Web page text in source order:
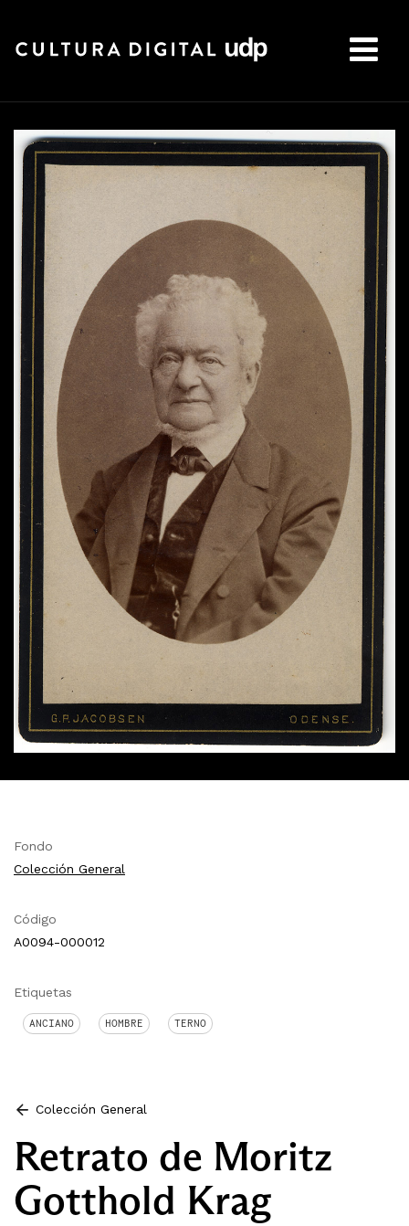
Fondo
Colección General
Código
A0094-000012
Etiquetas
ANCIANO HOMBRE TERNO
Colección General
Retrato de Moritz
Gotthold Krag